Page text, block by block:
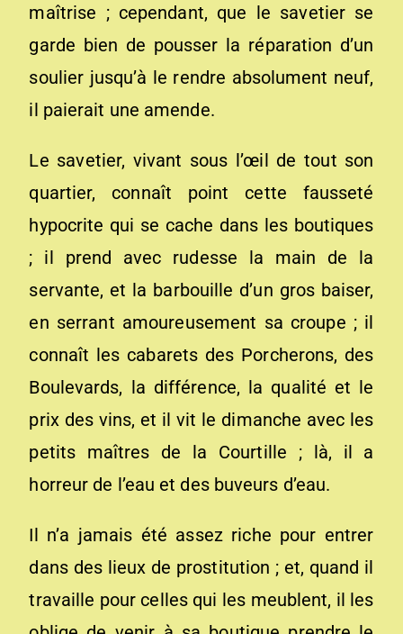
maîtrise ; cependant, que le savetier se
garde bien de pousser la réparation d’un
soulier jusqu’à le rendre absolument neuf,
il paierait une amende.
Le savetier, vivant sous l’œil de tout son
quartier, connaît point cette fausseté
hypocrite qui se cache dans les boutiques
; il prend avec rudesse la main de la
servante, et la barbouille d’un gros baiser,
en serrant amoureusement sa croupe ; il
connaît les cabarets des Porcherons, des
Boulevards, la différence, la qualité et le
prix des vins, et il vit le dimanche avec les
petits maîtres de la Courtille ; là, il a
horreur de l’eau et des buveurs d’eau.
Il n’a jamais été assez riche pour entrer
dans des lieux de prostitution ; et, quand il
travaille pour celles qui les meublent, il les